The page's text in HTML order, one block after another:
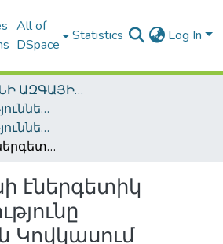
All of
DSpace
Statistics Log In
ՀԱՅԱՍՏԱՆԻ ԱԶԳԱՅԻՆ ԳՐԱԴԱՐԱՆԻ ԹՎԱՅԻՆ ՊԱՀՈՑ / DIGITAL REPOSITORY OF NLA
Ատենախոսություններ և սեղմագրեր / Theses & Abstracts
Ատենախոսություններ և սեղմագրեր / Theses & Abstracts
Հայաստանի էներգետիկ անվտանգությունը Հարավային Կովկասում Ռուսաստանի աշխարհաքաղաքական շահերի համատեքստում / Armenian's energy security in the context of Russia's geopolitical interests in the South Caucasus
էներգետիկ
Կովկասում